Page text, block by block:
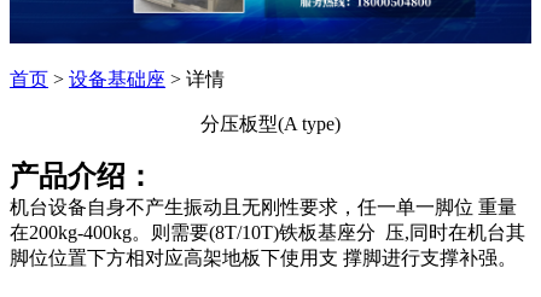
首页 > 设备基础座 > 详情
分压板型(A type)
产品介绍：
机台设备自身不产生振动且无刚性要求，任一单一脚位 重量
在200kg-400kg。则需要(8T/10T)铁板基座分 压,同时在机台其
脚位位置下方相对应高架地板下使用支 撑脚进行支撑补强。